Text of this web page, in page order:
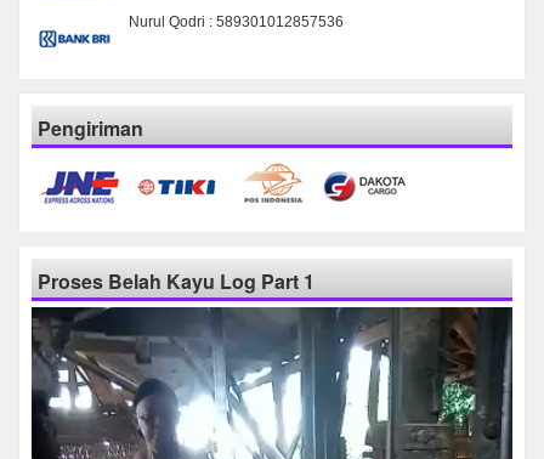
Nurul Qodri : 589301012857536
Pengiriman
Proses Belah Kayu Log Part 1
Pemutar
Video